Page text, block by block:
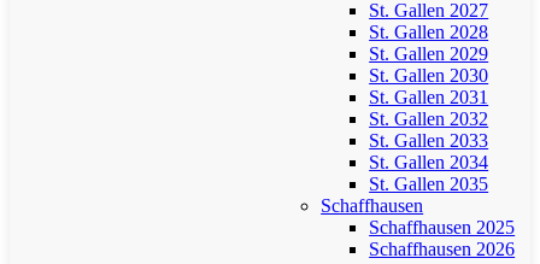
St. Gallen 2027
St. Gallen 2028
St. Gallen 2029
St. Gallen 2030
St. Gallen 2031
St. Gallen 2032
St. Gallen 2033
St. Gallen 2034
St. Gallen 2035
Schaffhausen
Schaffhausen 2025
Schaffhausen 2026